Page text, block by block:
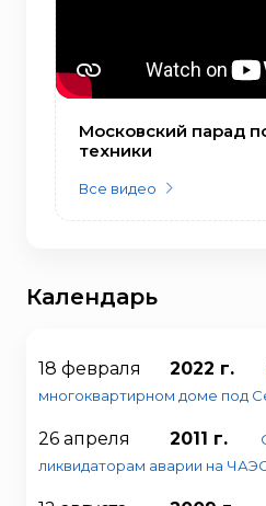
Московский парад
техники
Все видео
Календарь
18 февраля 2022 г.
многоквартирном доме под
26 апреля 2011 г.
ликвидаторам аварии на